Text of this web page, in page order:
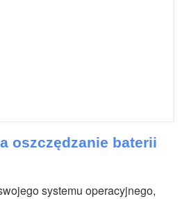
oszczędzanie baterii
systemu operacyjnego,